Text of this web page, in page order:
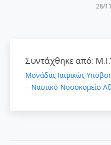
28/
Συντάχθηκε από:
Μονάδας Ιατρικώς
– Ναυτικό Νοσοκομείο